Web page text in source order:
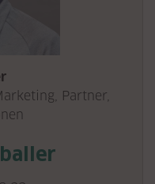
Partner,